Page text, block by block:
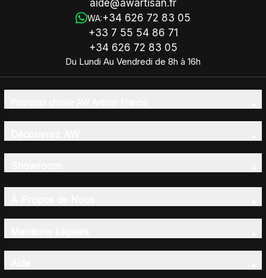
aide@awartisan.fr
WA:+34 626 72 83 05
+33 7 55 54 86 71
+34 626 72 83 05
Du Lundi Au Vendredi de 8h à 16h